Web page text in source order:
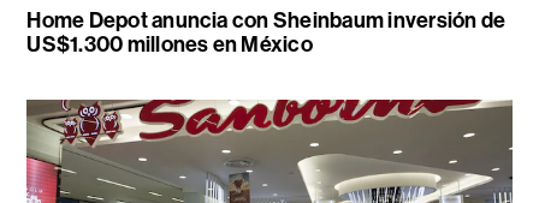
Home Depot anuncia con Sheinbaum inversión de
US$1.300 millones en México